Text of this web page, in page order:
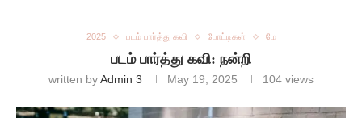
2025 படம் பார்த்து கவி போட்டிகள் மே
படம் பார்த்து கவி: நன்றி
written byAdmin 3 May 19, 2025 104 views